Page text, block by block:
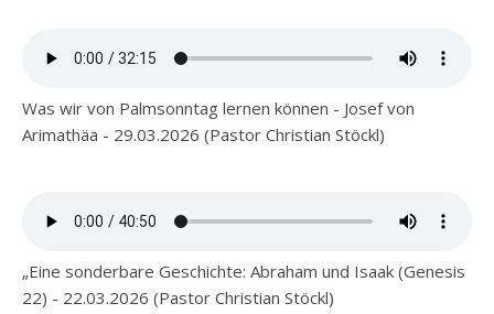
Was wir von Palmsonntag lernen können - Josef von
Arimathäa - 29.03.2026 (Pastor Christian Stöckl)
„Eine sonderbare Geschichte: Abraham und Isaak (Genesis
22) - 22.03.2026 (Pastor Christian Stöckl)